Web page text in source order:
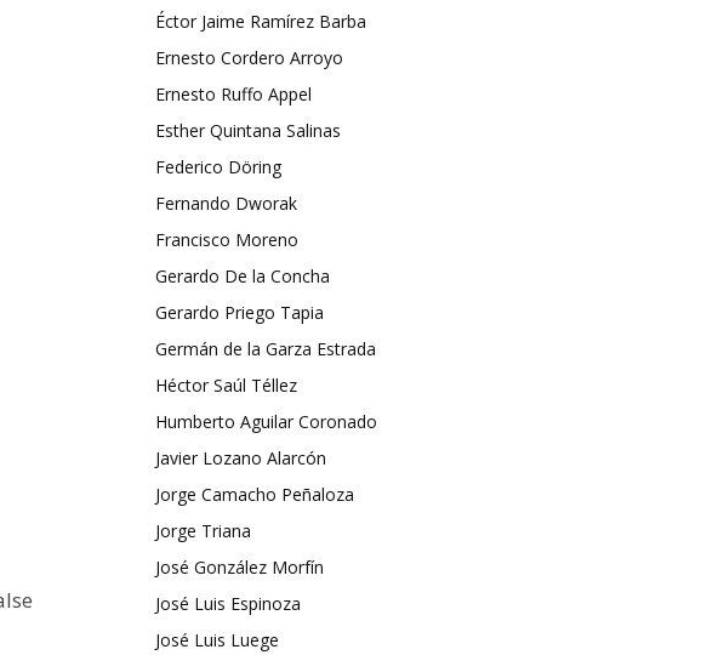
Éctor Jaime Ramírez Barba
Ernesto Cordero Arroyo
Ernesto Ruffo Appel
Esther Quintana Salinas
Federico Döring
Fernando Dworak
Francisco Moreno
Gerardo De la Concha
Gerardo Priego Tapia
Germán de la Garza Estrada
Héctor Saúl Téllez
Humberto Aguilar Coronado
Javier Lozano Alarcón
Jorge Camacho Peñaloza
Jorge Triana
José González Morfín
José Luis Espinoza
José Luis Luege